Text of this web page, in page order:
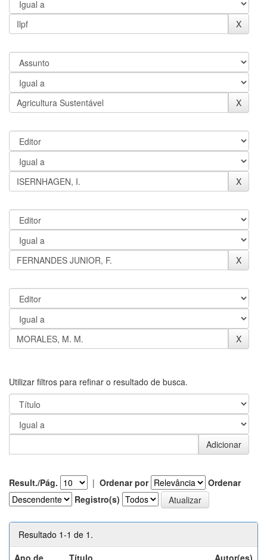
Utilizar filtros para refinar o resultado de busca.
Result./Pág. | Ordenar por
Ordenar
Registro(s)
Resultado 1-1 de 1.
Ano de
Título Autor(es)